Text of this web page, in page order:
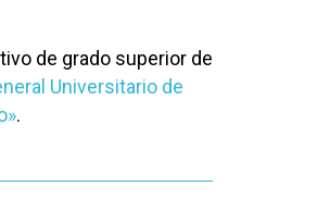
de grado superior de
Universitario de
.